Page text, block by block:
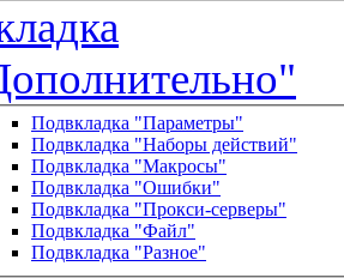
Подвкладка "Параметры"
Подвкладка "Наборы действий"
Подвкладка "Макросы"
Подвкладка "Ошибки"
Подвкладка "Прокси-серверы"
Подвкладка "Файл"
Подвкладка "Разное"